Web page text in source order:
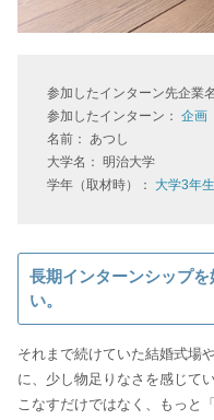
参加したインターン先企業
参加したインターン： 企画
名前： あつし
大学名： 明治大学
学年（取材時）： 大学3年生
長期インターンシップ
い。
それまで続けていた結婚式場
に、少し物足りなさを感じて
こなすだけではなく、もっと